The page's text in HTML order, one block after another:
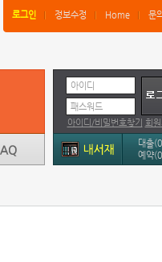
로그인 정보수정 Home 문
아이디
패스워드
아이디/비밀번호찾기 회
대출
예약